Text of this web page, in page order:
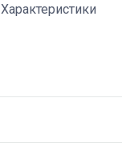
Характеристики